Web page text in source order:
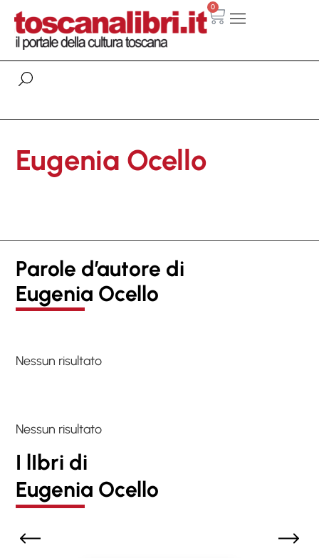
0
Eugenia Ocello
Parole d’autore di
Eugenia Ocello
Nessun risultato
Nessun risultato
I lIbri di
Eugenia Ocello